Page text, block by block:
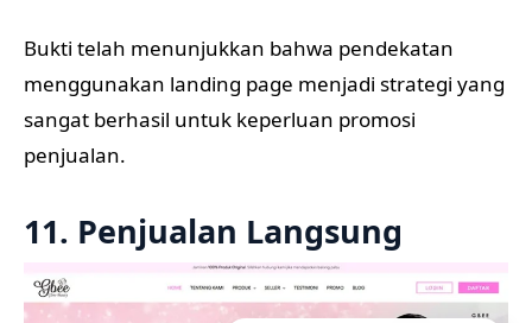
Bukti telah menunjukkan bahwa pendekatan
menggunakan landing page menjadi strategi yang
sangat berhasil untuk keperluan promosi
penjualan.
11. Penjualan Langsung